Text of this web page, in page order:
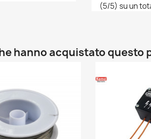
(5/5) su un
hanno acquistato